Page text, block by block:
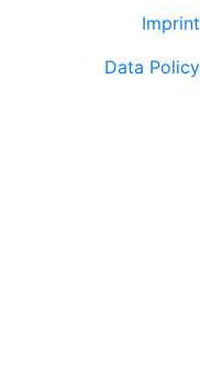
Imprint
Data Policy